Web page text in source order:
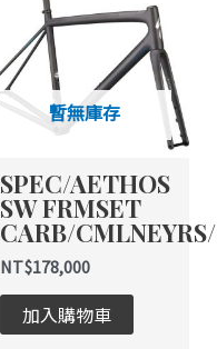
暫無庫存
SPEC/AETHOS
SW FRMSET
CARB/
NT$178,000
加入購物車
品
有
多
式。
可
在
產
頁